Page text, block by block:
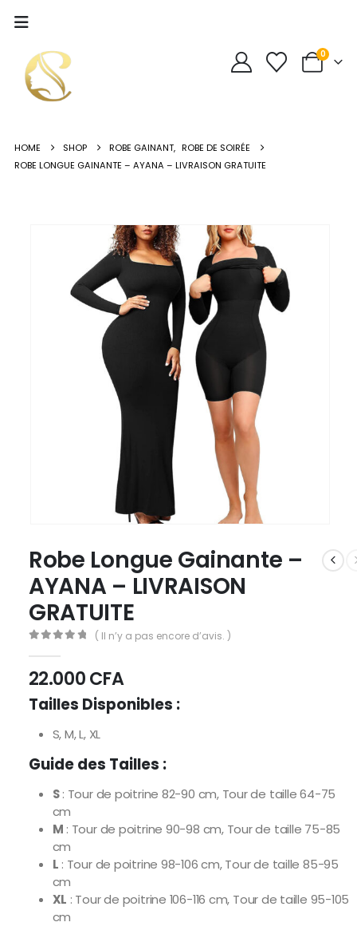
0
HOME SHOP ROBE GAINANT, ROBE DE SOIRÉE
ROBE LONGUE GAINANTE – AYANA – LIVRAISON GRATUITE
Robe Longue Gainante –
AYANA – LIVRAISON
GRATUITE
( Il n’y a pas encore d’avis. )
22.000CFA
Tailles Disponibles :
S, M, L, XL
Guide des Tailles :
S: Tour de poitrine 82-90 cm, Tour de taille 64-75
cm
M : Tour de poitrine 90-98 cm, Tour de taille 75-85
cm
L : Tour de poitrine 98-106 cm, Tour de taille 85-95
cm
XL : Tour de poitrine 106-116 cm, Tour de taille 95-105
cm